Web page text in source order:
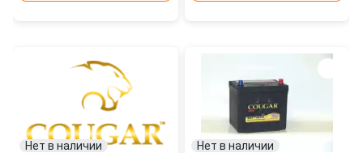
Нет в наличии Нет в наличии